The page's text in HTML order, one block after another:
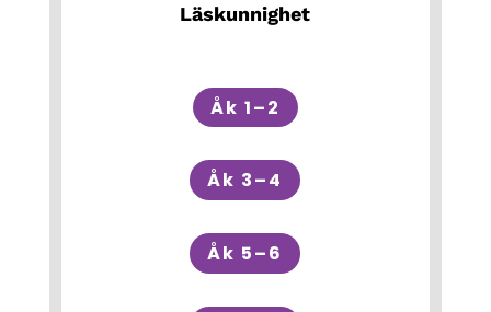
Läskunnighet
Åk 1–2
Åk 3–4
Åk 5–6